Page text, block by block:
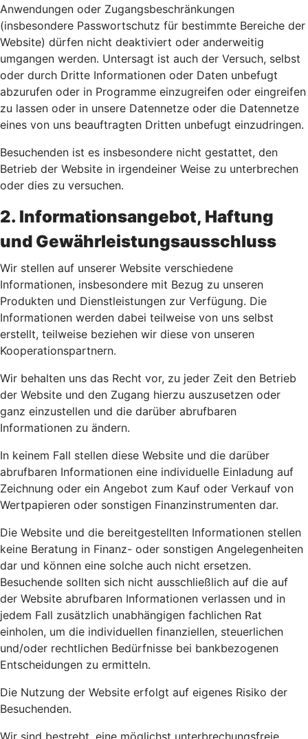
Anwendungen oder Zugangsbeschränkungen
(insbesondere Passwortschutz für bestimmte Bereiche der
Website) dürfen nicht deaktiviert oder anderweitig
umgangen werden. Untersagt ist auch der Versuch, selbst
oder durch Dritte Informationen oder Daten unbefugt
abzurufen oder in Programme einzugreifen oder eingreifen
zu lassen oder in unsere Datennetze oder die Datennetze
eines von uns beauftragten Dritten unbefugt einzudringen.
Besuchenden ist es insbesondere nicht gestattet, den
Betrieb der Website in irgendeiner Weise zu unterbrechen
oder dies zu versuchen.
2. Informationsangebot, Haftung
und Gewährleistungsausschluss
Wir stellen auf unserer Website verschiedene
Informationen, insbesondere mit Bezug zu unseren
Produkten und Dienstleistungen zur Verfügung. Die
Informationen werden dabei teilweise von uns selbst
erstellt, teilweise beziehen wir diese von unseren
Kooperationspartnern.
Wir behalten uns das Recht vor, zu jeder Zeit den Betrieb
der Website und den Zugang hierzu auszusetzen oder
ganz einzustellen und die darüber abrufbaren
Informationen zu ändern.
In keinem Fall stellen diese Website und die darüber
abrufbaren Informationen eine individuelle Einladung auf
Zeichnung oder ein Angebot zum Kauf oder Verkauf von
Wertpapieren oder sonstigen Finanzinstrumenten dar.
Die Website und die bereitgestellten Informationen stellen
keine Beratung in Finanz- oder sonstigen Angelegenheiten
dar und können eine solche auch nicht ersetzen.
Besuchende sollten sich nicht ausschließlich auf die auf
der Website abrufbaren Informationen verlassen und in
jedem Fall zusätzlich unabhängigen fachlichen Rat
einholen, um die individuellen finanziellen, steuerlichen
und/oder rechtlichen Bedürfnisse bei bankbezogenen
Entscheidungen zu ermitteln.
Die Nutzung der Website erfolgt auf eigenes Risiko der
Besuchenden.
Wir sind bestrebt, eine möglichst unterbrechungsfreie